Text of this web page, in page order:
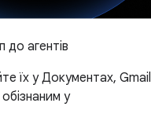
до агентів
їх у Документах, Gmail
у